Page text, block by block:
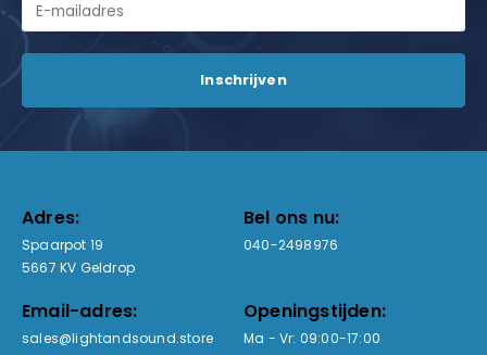
Adres:
Spaarpot 19
5667 KV Geldrop
Bel ons nu:
040-2498976
Email-adres:
sales@lightandsound.store
Openingstijden:
Ma - Vr: 09:00-17:00